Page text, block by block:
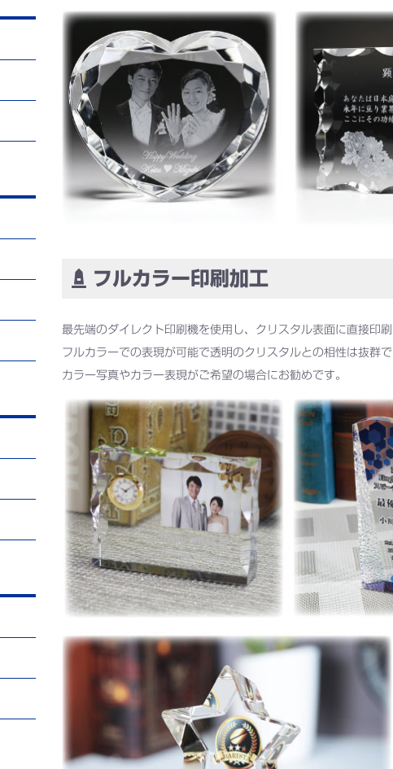
フルカラー印刷加工
最先端のダイレクト印刷機を使用し、クリスタル表面に直接印刷
フルカラーでの表現が可能で透明のクリスタルとの相性は抜群で
カラー写真やカラー表現がご希望の場合にお勧めです。